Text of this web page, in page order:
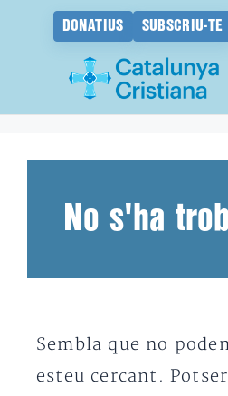
DONATIUS SUBSCRIU-TE
No s'ha
Sembla que no
esteu cercant.